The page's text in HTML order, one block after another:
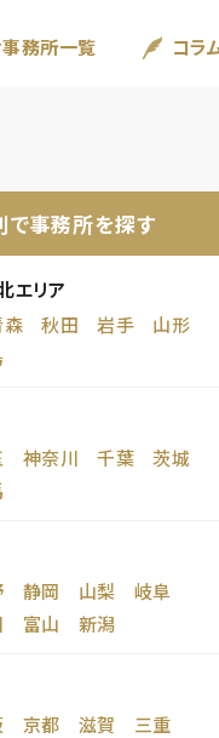
事務所一覧 コラ
で事務所を探す
エリア
森 秋田 岩手
山形
神奈川 千葉
茨城
静岡 山梨
岐阜
富山 新潟
京都 滋賀
三重